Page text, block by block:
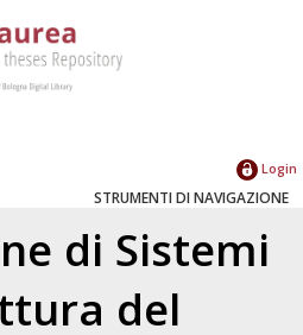
Login
STRUMENTI DI NAVIGAZIONE
di Sistemi
del